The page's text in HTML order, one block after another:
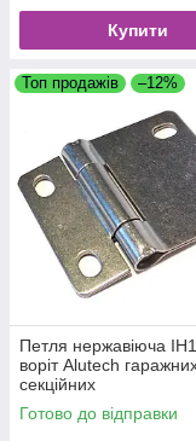
Купити
Топ продажів –12%
Петля нержавіюча
воріт Alutech
секційних
Готово до відправки